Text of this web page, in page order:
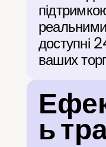
доступні
ваших
ь